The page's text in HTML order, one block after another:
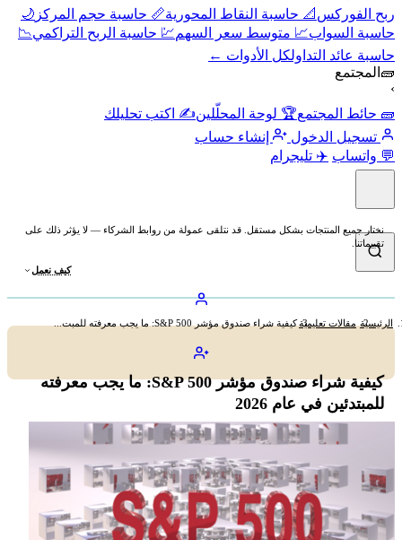
ربح الفوركس 📐 حاسبة النقاط المحورية📏 حاسبة حجم المركز 🌙
حاسبة السواب📈 متوسط سعر السهم💹 حاسبة الربح التراكمي📉
حاسبة عائد التداولكل الأدوات ←
🧱 المجتمع
›
🧱 حائط المجتمع🏆 لوحة المحلّلين✍️ اكتب تحليلك
تسجيل الدخول
إنشاء حساب
💬 واتساب ✈️ تليجرام
نختار جميع المنتجات بشكل مستقل. قد نتلقى عمولة من روابط الشركاء — لا يؤثر ذلك على
تقييماتنا.
كيف نعمل
الرئيسية مقالات تعليميةكيفية شراء صندوق مؤشر S&P 500: ما يجب معرفته للمبت...
كيفية شراء صندوق مؤشر S&P 500: ما يجب معرفته
للمبتدئين في عام 2026